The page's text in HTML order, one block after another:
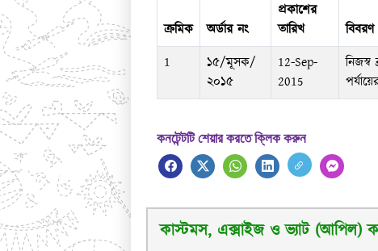
ক্রমিক অর্ডার নং
প্রকাশের
তারিখ
বিবরণ
1
১৫/মূসক/
২০১৫
12-Sep-
2015
নিজস্ব
কনটেন্টটি শেয়ার করতে ক্লিক করুন
কাস্টমস, এক্সাইজ ও ভ্যাট (আপিল)